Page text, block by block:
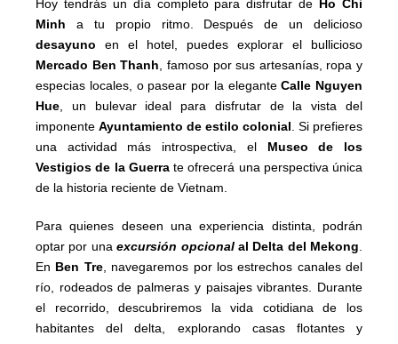
Hoy tendrás un día completo para disfrutar de Ho Chi
Minh a tu propio ritmo. Después de un delicioso
desayuno en el hotel, puedes explorar el bullicioso
Mercado Ben Thanh, famoso por sus artesanías, ropa y
especias locales, o pasear por la eleganteCalle Nguyen
Hue, un bulevar ideal para disfrutar de la vista del
imponente Ayuntamiento de estilo colonial. Si prefieres
una actividad más introspectiva, el Museo de los
Vestigios de la Guerrate ofrecerá una perspectiva única
de la historia reciente de Vietnam.
Para quienes deseen una experiencia distinta, podrán
optar por unaexcursión opcionalal Delta del Mekong.
En Ben Tre, navegaremos por los estrechos canales del
río, rodeados de palmeras y paisajes vibrantes. Durante
el recorrido, descubriremos la vida cotidiana de los
habitantes del delta, explorando casas flotantes y